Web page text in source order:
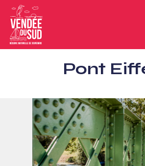
Sud
kantoor
Pont